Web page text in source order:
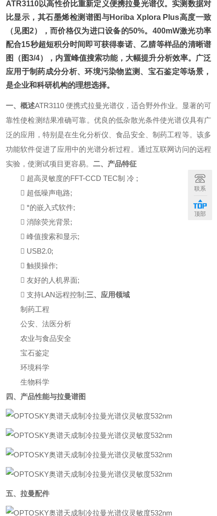
ATR3110以高性价比重新定义便携拉曼光谱仪。实测数据对
比显示，其石墨烯检测谱图与Horiba Xplora Plus高度一致
（见图2），而价格仅为进口设备的50%。400mW激光功率
配合15秒超短积分时间即可获得泰诺、乙腈等样品的清晰谱
图（图3/4），内置峰值搜索功能，大幅提升分析效率。广泛
应用于制药成分分析、环境污染物监测、宝石鉴定等场景，
是企业和科研机构的理想选择。
一、概述ATR3110 便携式拉曼光谱仪，适合野外作业。显著的可
靠性使检测结果准确可靠。优良的低杂散光条件使光谱仪具有广
泛的应用，特别是在生化分析仪、食品安全、制药工程等。该多
功能软件促进了应用中的光谱分析过程。通过互联网访问的远程
实验，使测试项目更容易。 二、产品特征
 超高灵敏度的FFT-CCD TEC制 冷 ;
 超低噪声电路;
 *的嵌入式软件;
 消除荧光背景;
 峰值搜索和显示;
 USB2.0;
 触摸操作;
 友好的人机界面;
 支持LAN远程控制;三、应用领域
制药工程
公安、法医分析
农业与食品安全
宝石鉴定
环境科学
生物科学
四、产品性能与拉曼谱图
五、拉曼配件
联系
顶部